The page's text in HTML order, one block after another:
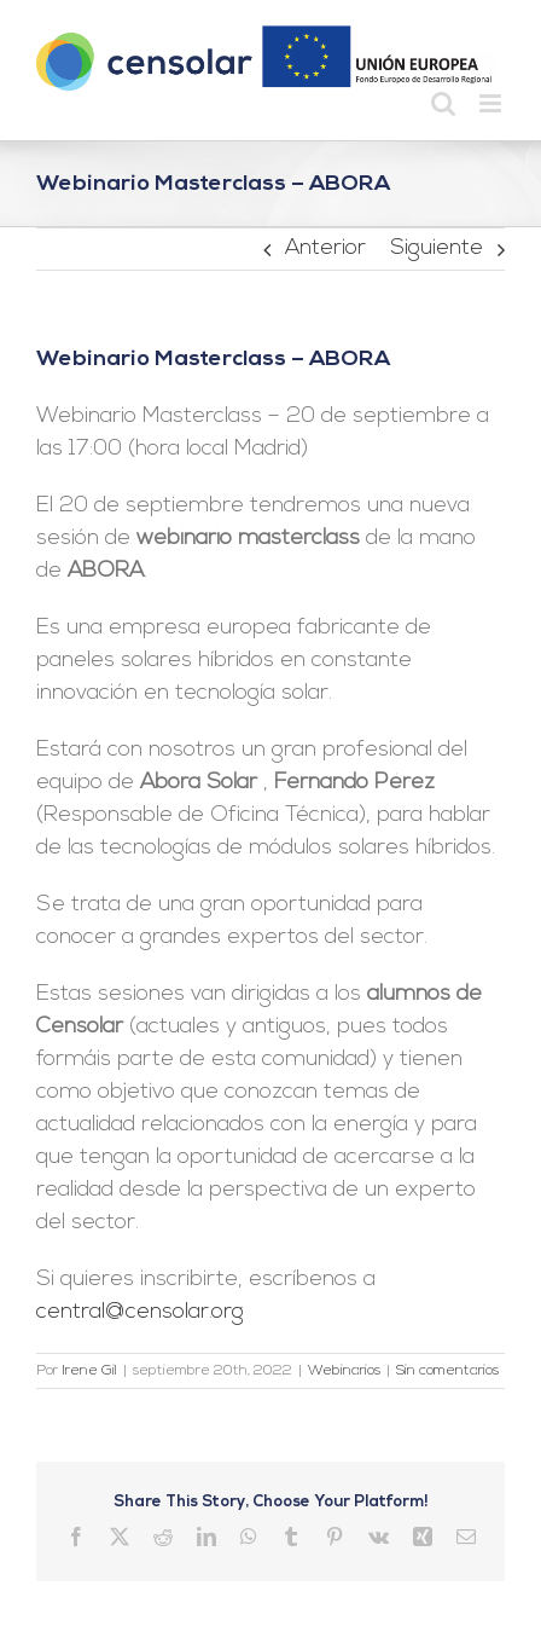
contenido
Webinario Masterclass – ABORA
Anterior Siguiente
Webinario Masterclass – ABORA
Webinario Masterclass – 20 de septiembre a
las 17:00 (hora local Madrid)
El 20 de septiembre tendremos una nueva
sesión de webinario masterclass de la mano
de ABORA.
Es una empresa europea fabricante de
paneles solares híbridos en constante
innovación en tecnología solar.
Estará con nosotros un gran profesional del
equipo de Abora Solar, Fernando Pérez
(Responsable de Oficina Técnica), para hablar
de las tecnologías de módulos solares híbridos.
Se trata de una gran oportunidad para
conocer a grandes expertos del sector.
Estas sesiones van dirigidas a los alumnos de
Censolar(actuales y antiguos, pues todos
formáis parte de esta comunidad) y tienen
como objetivo que conozcan temas de
actualidad relacionados con la energía y para
que tengan la oportunidad de acercarse a la
realidad desde la perspectiva de un experto
del sector.
Si quieres inscribirte, escríbenos a
central@censolar.org
Por Irene Gil septiembre 20th, 2022 Webinarios Sin comentarios
Share This Story, Choose Your Platform!
Facebook RedditLinkedInWhatsApp
Tumblr Pinterest
Vk Xing Correo